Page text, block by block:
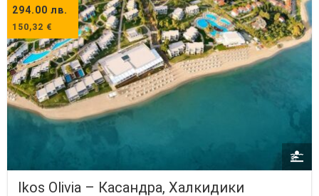
294.00 лв.
150,32 €
Ikos Olivia – Касандра, Халкидики